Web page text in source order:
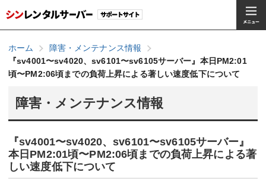
ホーム
障害・メンテナンス情報
『sv4001〜sv4020、sv6101〜sv6105サーバー』本日PM2:01
頃〜PM2:06頃までの負荷上昇による著しい速度低下について
障害・メンテナンス情報
『sv4001〜sv4020、sv6101〜sv6105サーバー』
本日PM2:01頃〜PM2:06頃までの負荷上昇による著
しい速度低下について